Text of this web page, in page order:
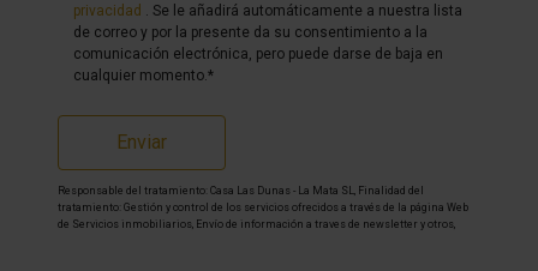
privacidad
. Se le añadirá automáticamente a nuestra lista
de correo y por la presente da su consentimiento a la
comunicación electrónica, pero puede darse de baja en
cualquier momento.*
Enviar
Responsable del tratamiento: Casa Las Dunas - La Mata SL, Finalidad del
tratamiento: Gestión y control de los servicios ofrecidos a través de la página Web
de Servicios inmobiliarios, Envío de información a traves de newsletter y otros,